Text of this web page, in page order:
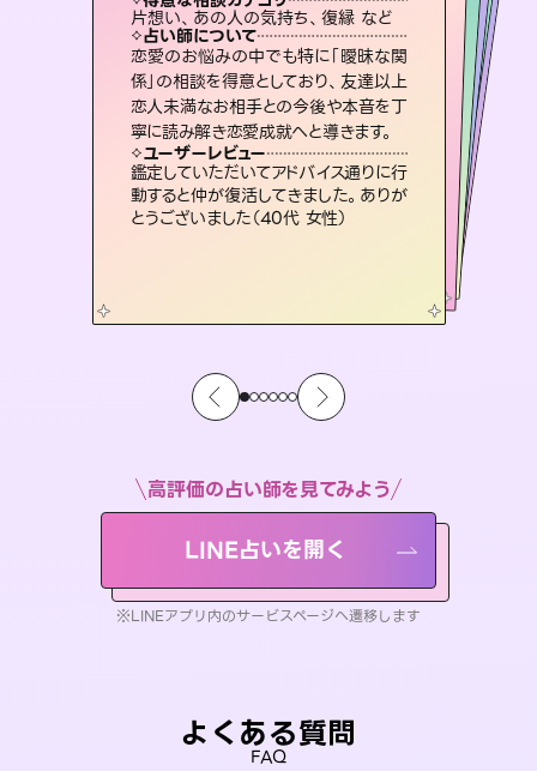
片想い、あの人の気持ち、復縁 など
占い師について
恋愛のお悩みの中でも特に「曖昧な関
係」の相談を得意としており、友達以上
恋人未満なお相手との今後や本音を丁
寧に読み解き恋愛成就へと導きます。
ユーザーレビュー
鑑定していただいてアドバイス通りに行
動すると仲が復活してきました。ありが
とうございました（40代 女性）
恋愛総合、あの人の気持ち など
占い師について
霊視×オラクルカードを使って「今」と
「未来」そして「気になるあの人の気持
ち」まで丁寧に読み解き、恋や人生のヒ
ントを優しく引き出します。
ユーザーレビュー
不安な気持ちが嘘みたいに晴れまし
た…！よく視えていらっしゃるんだなと
感じました（40代 女性）
得意な相談カテゴリ
片想い、あの人の気持ち、復縁 など
占い師について
3,700年以上の歴史を持つ東洋最古の
占術「易占」で詳細まで占い、幸せへ向
かう道筋を示します。厳しい結果にも具
体的な対策をお伝えします。
ユーザーレビュー
複雑な背景もしっかり聞いて鑑定して
いただけました。気持ちが楽になりまし
た（50代 女性）
得意な相談カテゴリ
恋愛総合、片想い、二人の未来 など
占い師について
復縁、恋愛、不倫の行方、同性愛や片思い、仕事関係や借金問題まで知りたいことや心の負担になっていることを紐解き、背中をそっと押して導きます。
ユーザーレビュー
安心感のあり、言い切ってくれる所や濁
さない鑑定のおかげで、毎回自分の気
持ちを整えられます（30代 男性）
得意な相談カテゴリ
片想い、二人の未来、年の差 など
占い師について
連絡再開、復縁、成就などの報告実績
多数。セラピストとして2万超の施術経
験があるからこそできる鑑定で、より良
い未来をサポートします。
ユーザーレビュー
とても心温まる鑑定でした。しかもこち
らは何も言っていないのに視えていらっ
しゃるんだなと驚きです（30代女性）
スピリチュアル・リーディング
得意な相談カテゴリ
出逢い、片想い、復縁 など
占い師について
未来には何パターンもの選択肢があり
ます。不安で視えにくくなっているあな
たの素敵な未来を見つけ、その未来を
選択できるようアドバイスします。
ユーザーレビュー
職場の人の性質や人間関係、本心など
本当によく視えていてびっくり。対策が
打てて前向きになれます（40代）
高評価の占い師を見てみよう
LINE占いを開く
※LINEアプリ内のサービスページへ遷移します
よくある質問
FAQ